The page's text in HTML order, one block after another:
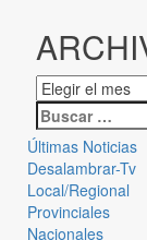
Últimas Noticias
Desalambrar-Tv
Local/Regional
Provinciales
Nacionales